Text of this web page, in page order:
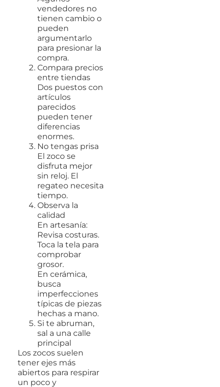
vendedores no
tienen cambio o
pueden
argumentarlo
para presionar la
compra.
Compara precios
entre tiendas
Dos puestos con
artículos
parecidos
pueden tener
diferencias
enormes.
No tengas prisa
El zoco se
disfruta mejor
sin reloj. El
regateo necesita
tiempo.
Observa la
calidad
En artesanía:
Revisa costuras.
Toca la tela para
comprobar
grosor.
En cerámica,
busca
imperfecciones
típicas de piezas
hechas a mano.
Si te abruman,
sal a una calle
principal
Los zocos suelen
tener ejes más
abiertos para respirar
un poco y